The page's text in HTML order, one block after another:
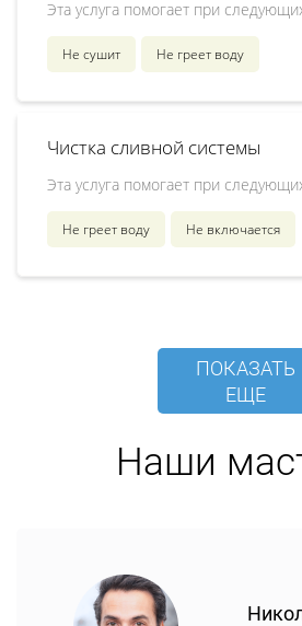
Эта услуга помогает при
Не сушит Не греет воду
Чистка сливной системы
Эта услуга помогает при
Не греет воду Не включается
ПОКАЗАТЬ
ЕЩЕ
Наши